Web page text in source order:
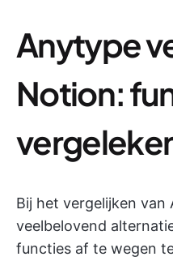
Anytype
Notion:
Bij het vergelijken
veelbelovend
functies af te wegen